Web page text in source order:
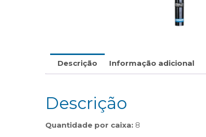
Descrição Informação adicional
Descrição
Quantidade por caixa: 8